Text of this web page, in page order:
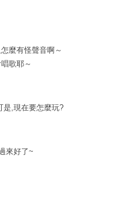
麼有怪聲音啊～
歌耶～
是,現在要怎麼玩?
來好了~